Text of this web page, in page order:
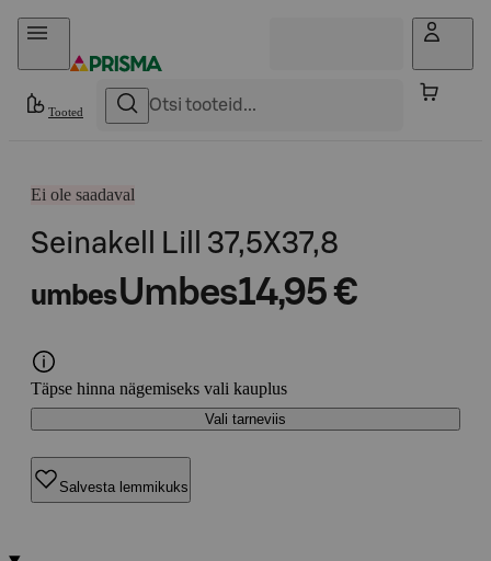
Otse sisu juurde
Tooted
Ei ole saadaval
Seinakell Lill 37,5X37,8
umbesUmbes14,95 €
Täpse hinna nägemiseks vali kauplus
Vali tarneviis
Salvesta lemmikuks